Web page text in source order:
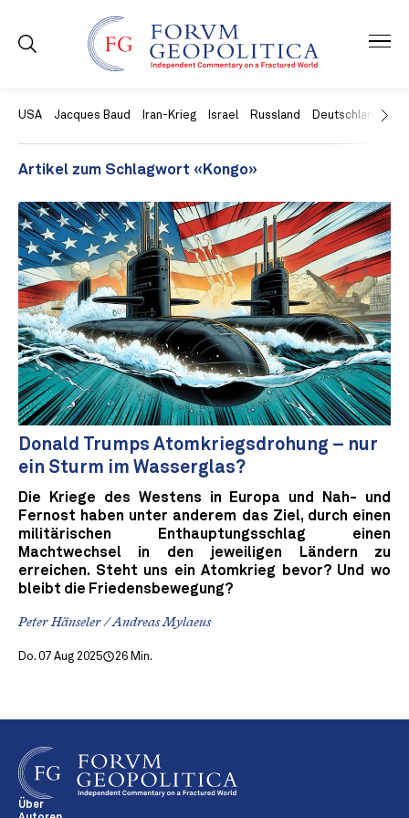
USA Jacques Baud Iran-Krieg Israel Russland Deutschland
Artikel zum Schlagwort «Kongo»
Donald Trumps Atomkriegsdrohung – nur
ein Sturm im Wasserglas?
Die Kriege des Westens in Europa und Nah- und
Fernost haben unter anderem das Ziel, durch einen
militärischen Enthauptungsschlag einen
Machtwechsel in den jeweiligen Ländern zu
erreichen. Steht uns ein Atomkrieg bevor? Und wo
bleibt die Friedensbewegung?
Peter Hänseler / Andreas Mylaeus
Do. 07 Aug 2025 26 Min.
Über